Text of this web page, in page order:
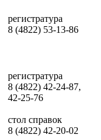
регистратура
8 (4822) 53-13-86
регистратура
8 (4822) 42-24-87,
42-25-76
стол справок
8 (4822) 42-20-02